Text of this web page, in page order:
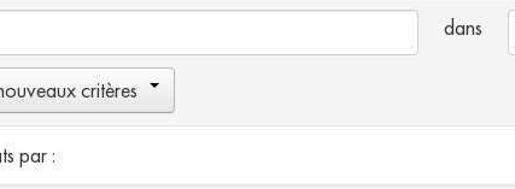
dans
critères
par :